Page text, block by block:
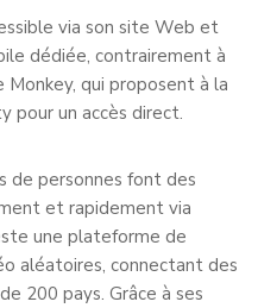
via son site Web et
dédiée, contrairement à
qui proposent à la
pour un accès direct.
de personnes font des
et rapidement via
une plateforme de
aléatoires, connectant des
200 pays. Grâce à ses